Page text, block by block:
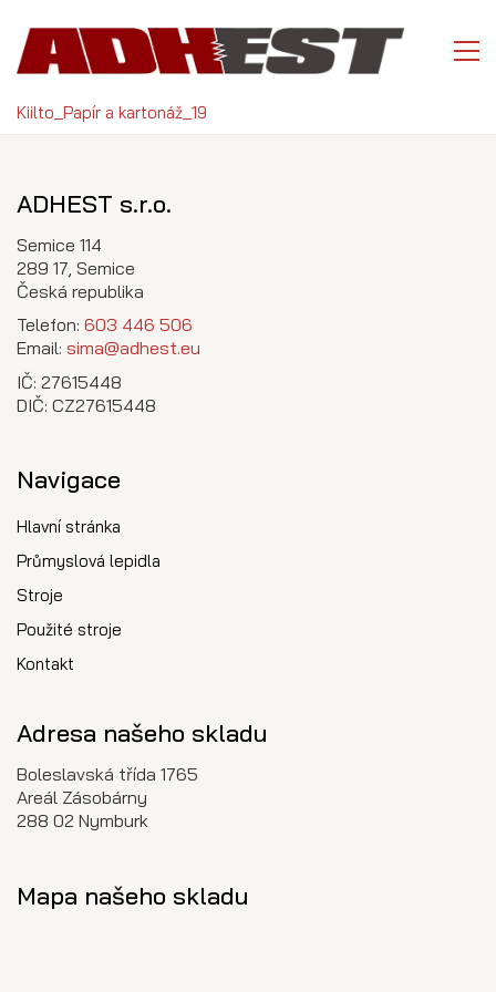
Kiilto_Papír a kartonáž_19
ADHEST s.r.o.
Semice 114
289 17, Semice
Česká republika
Telefon: 603 446 506
Email: sima@adhest.eu
IČ: 27615448
DIČ: CZ27615448
Navigace
Hlavní stránka
Průmyslová lepidla
Stroje
Použité stroje
Kontakt
Adresa našeho skladu
Boleslavská třída 1765
Areál Zásobárny
288 02 Nymburk
Mapa našeho skladu